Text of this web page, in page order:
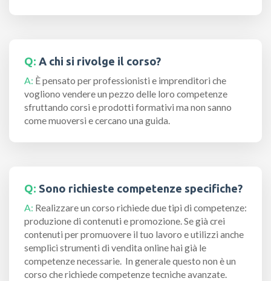
Q: A chi si rivolge il corso?
A: È pensato per professionisti e imprenditori che
vogliono vendere un pezzo delle loro competenze
sfruttando corsi e prodotti formativi ma non sanno
come muoversi e cercano una guida.
Q: Sono richieste competenze specifiche?
A: Realizzare un corso richiede due tipi di competenze:
produzione di contenuti e promozione. Se già crei
contenuti per promuovere il tuo lavoro e utilizzi anche
semplici strumenti di vendita online hai già le
competenze necessarie. In generale questo non è un
corso che richiede competenze tecniche avanzate.